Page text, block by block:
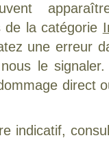
de la catégorie
une erreur
le
direct
indicatif,